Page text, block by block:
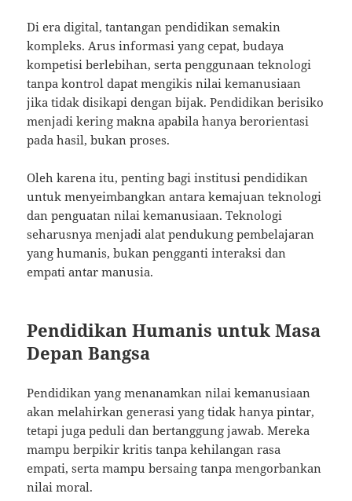
Di era digital, tantangan pendidikan semakin
kompleks. Arus informasi yang cepat, budaya
kompetisi berlebihan, serta penggunaan teknologi
tanpa kontrol dapat mengikis nilai kemanusiaan
jika tidak disikapi dengan bijak. Pendidikan berisiko
menjadi kering makna apabila hanya berorientasi
pada hasil, bukan proses.
Oleh karena itu, penting bagi institusi pendidikan
untuk menyeimbangkan antara kemajuan teknologi
dan penguatan nilai kemanusiaan. Teknologi
seharusnya menjadi alat pendukung pembelajaran
yang humanis, bukan pengganti interaksi dan
empati antar manusia.
Pendidikan Humanis untuk Masa
Depan Bangsa
Pendidikan yang menanamkan nilai kemanusiaan
akan melahirkan generasi yang tidak hanya pintar,
tetapi juga peduli dan bertanggung jawab. Mereka
mampu berpikir kritis tanpa kehilangan rasa
empati, serta mampu bersaing tanpa mengorbankan
nilai moral.